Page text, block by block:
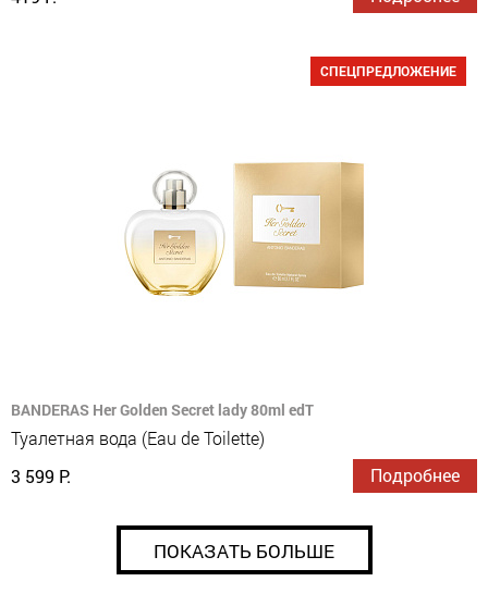
СПЕЦПРЕДЛОЖЕНИЕ
BANDERAS Her Golden Secret lady 80ml edT
Туалетная вода (Eau de Toilette)
3 599 Р.
Подробнее
ПОКАЗАТЬ БОЛЬШЕ